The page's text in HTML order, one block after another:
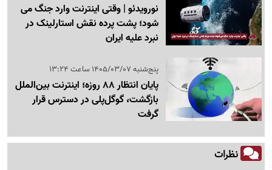
نورویدئو | وقتی اینترنت وارد جنگ می
شود؛ پشت پرده نقش استارلینک در
نبرد علیه ایران
پنج‌شنبه 1405/03/07 ساعت 13:24
پایان انتظار 88 روزه؛ اینترنت بین‌الملل
بازگشت، گوگل‌پلی در دسترس قرار
گرفت
نظرات